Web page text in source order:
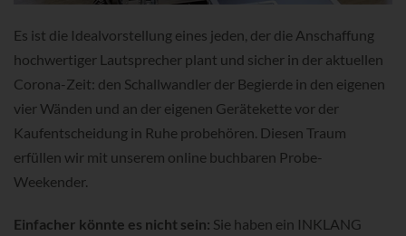
Es ist die Idealvorstellung eines jeden, der die Anschaffung
hochwertiger Lautsprecher plant und sicher in der aktuellen
Corona-Zeit: den Schallwandler der Begierde in den eigenen
vier Wänden und an der eigenen Gerätekette vor der
Kaufentscheidung in Ruhe probehören. Diesen Traum
erfüllen wir mit unserem online buchbaren Probe-
Weekender.
Einfacher könnte es nicht sein: Sie haben ein INKLANG